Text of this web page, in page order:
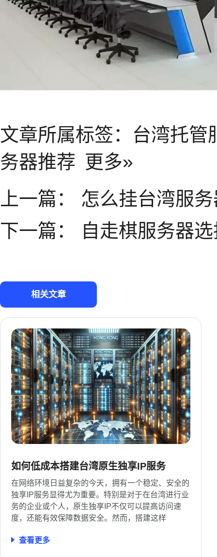
文章所属标签： 台湾托管
务器推荐 更多»
上一篇：
怎么挂台湾服
下一篇：
自走棋服务器
相关文章
如何低成本搭建台湾原生独享IP服务
在网络环境日益复杂的今天，拥有一个稳定、安全的
独享IP服务显得尤为重要。特别是对于在台湾进行业
务的企业或个人，原生独享IP不仅可以提高访问速
度，还能有效保障数据安全。然而，搭建这样
查看更多